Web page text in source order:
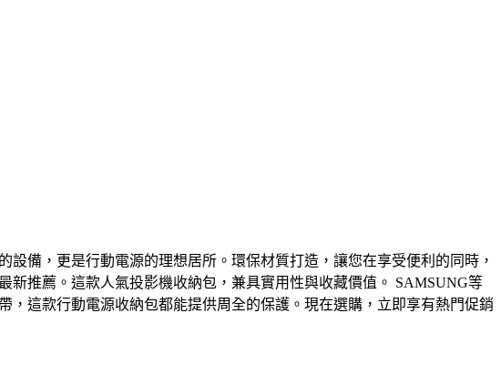
備，更是行動電源的理想居所。環保材質打造，讓您在享受便利的同時，
推薦。這款人氣投影機收納包，兼具實用性與收藏價值。 SAMSUNG等
這款行動電源收納包都能提供周全的保護。現在選購，立即享有熱門促銷